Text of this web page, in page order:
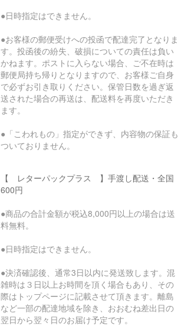
●日時指定はできません。
●お客様の郵便受けへの投函で配達完了となりま
す。投函後の紛失、破損についての責任は負い
かねます。ポストに入らない場合、ご不在時は
郵便局持ち帰りとなりますので、お客様ご自身
で必ずお引き取りください。保管日数を過ぎ返
送された場合の再送は、配送料を再度いただき
ます。
●「こわれもの」指定ができず、内容物の保証も
ついておりません。
【 レターパックプラス 】手渡し配送・全国
600円
●商品の合計金額が税込8,000円以上の場合は送
料無料。
●日時指定はできません。
●決済確認後、通常3日以内に発送致します。混
雑時は３日以上お時間を頂く場合もあり、その
際はトップページに記載させて頂きます。離島
など一部の配達地域を除き、おおむね差出日の
翌日から翌々日のお届け予定です。